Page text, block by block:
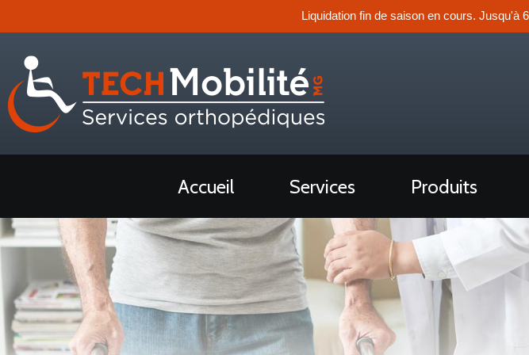
Liquidation fin de saison en cours. Jusqu'à
Accueil Services Produits